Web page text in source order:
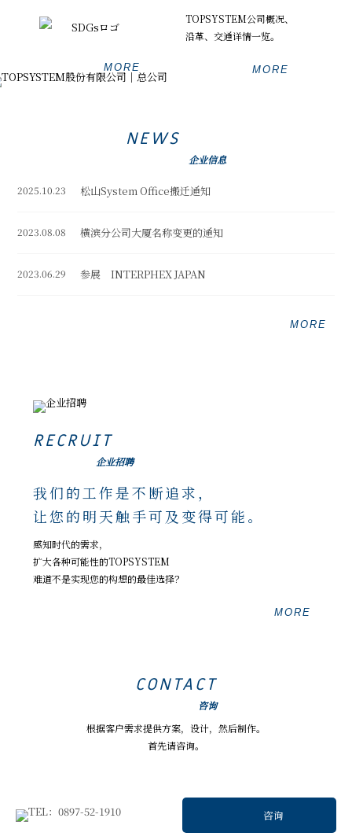
MORE
TOPSYSTEM公司概况、
沿革、交通详情一览。
MORE
NEWS
企业信息
2025.10.23 松山System Office搬迁通知
2023.08.08 横滨分公司大厦名称变更的通知
2023.06.29 参展 INTERPHEX JAPAN
MORE
RECRUIT
企业招聘
我们的工作是不断追求，
让您的明天触手可及变得可能。
感知时代的需求，
扩大各种可能性的TOPSYSTEM
难道不是实现您的构想的最佳选择？
MORE
CONTACT
咨询
根据客户需求提供方案，设计，然后制作。
首先请咨询。
咨询